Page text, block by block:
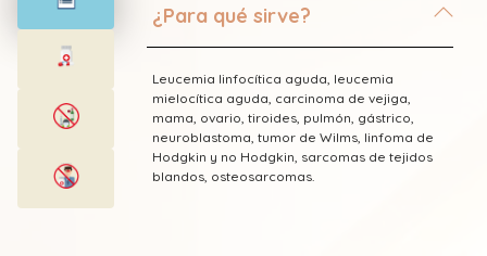
¿Para qué sirve?
Leucemia linfocítica aguda, leucemia
mielocítica aguda, carcinoma de vejiga,
mama, ovario, tiroides, pulmón, gástrico,
neuroblastoma, tumor de Wilms, linfoma de
Hodgkin y no Hodgkin, sarcomas de tejidos
blandos, osteosarcomas.